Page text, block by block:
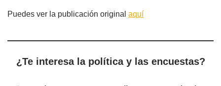
Puedes ver la publicación original aquí
¿Te interesa la política y las encuestas?